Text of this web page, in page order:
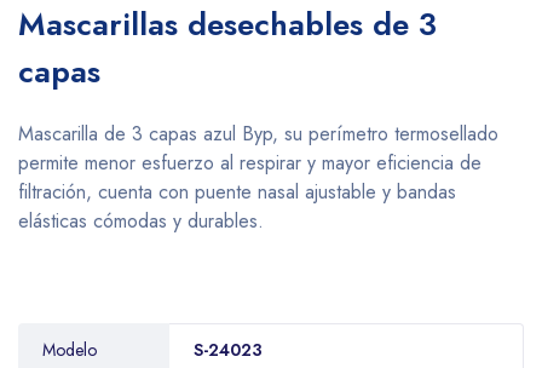
Mascarillas desechables de 3
capas
Mascarilla de 3 capas azul Byp, su perímetro termosellado
permite menor esfuerzo al respirar y mayor eficiencia de
filtración, cuenta con puente nasal ajustable y bandas
elásticas cómodas y durables.
Modelo S-24023